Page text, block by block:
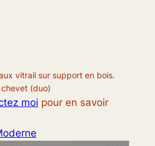
vitrail sur support en bois.
(duo)
moi pour en savoir